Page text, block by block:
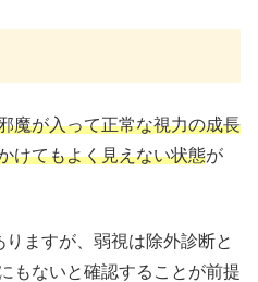
魔が入って正常な視力の成長
けてもよく見えない状態が
りますが、弱視は除外診断と
もないと確認することが前提